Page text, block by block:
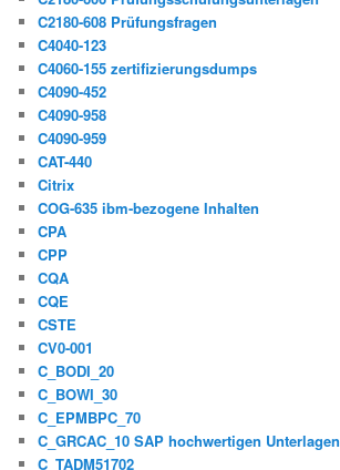
C2180-608 Prüfungsfragen
C4040-123
C4060-155 zertifizierungsdumps
C4090-452
C4090-958
C4090-959
CAT-440
Citrix
COG-635 ibm-bezogene Inhalten
CPA
CPP
CQA
CQE
CSTE
CV0-001
C_BODI_20
C_BOWI_30
C_EPMBPC_70
C_GRCAC_10 SAP hochwertigen Unterlagen
C_TADM51702